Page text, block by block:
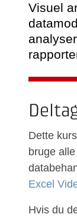
Visuel
Dette
bruge
Excel
Hvis du